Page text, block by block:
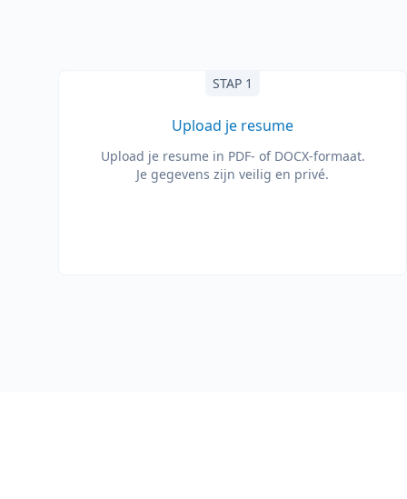
STAP 1
Upload je resume
Upload je resume in PDF- of DOCX-formaat.
Je gegevens zijn veilig en privé.